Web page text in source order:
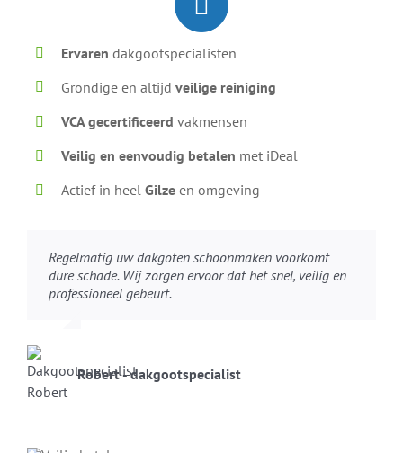
Ervaren dakgootspecialisten
Grondige en altijdveilige reiniging
VCA gecertificeerdvakmensen
Veilig en eenvoudig betalen met iDeal
Actief in heelGilze en omgeving
Regelmatig uw dakgoten schoonmaken voorkomt
dure schade. Wij zorgen ervoor dat het snel, veilig en
professioneel gebeurt.
Robert - dakgootspecialist